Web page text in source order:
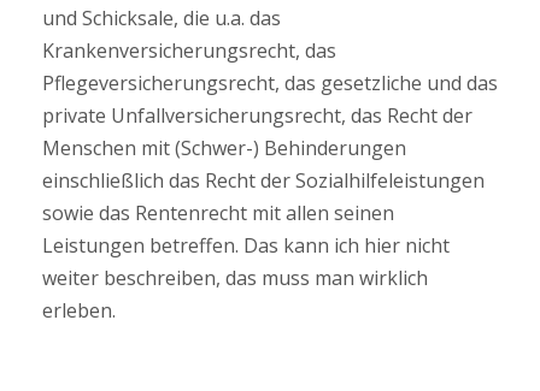
und Schicksale, die u.a. das
Krankenversicherungsrecht, das
Pflegeversicherungsrecht, das gesetzliche und das
private Unfallversicherungsrecht, das Recht der
Menschen mit (Schwer-) Behinderungen
einschließlich das Recht der Sozialhilfeleistungen
sowie das Rentenrecht mit allen seinen
Leistungen betreffen. Das kann ich hier nicht
weiter beschreiben, das muss man wirklich
erleben.